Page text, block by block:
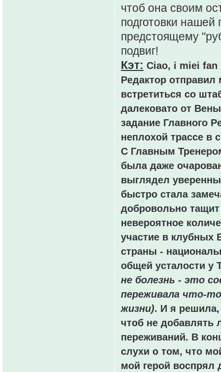
чтоб она своим
подготовки
предстоящему
подвиг!
Кэт: Ciao, i miei
Редактор
встретиться со
далековато от
задание Главного
неплохой трассе в
С Главным
была даже
выглядел
быстро стала
добровольно тащит
невероятное
участие в клубных
страны -
общей усталости у
не болезнь - это
переживала что-то
жизни). И я решила,
чтоб не добавлять
переживаний. В
слухи о том, что
мой герой воспрял